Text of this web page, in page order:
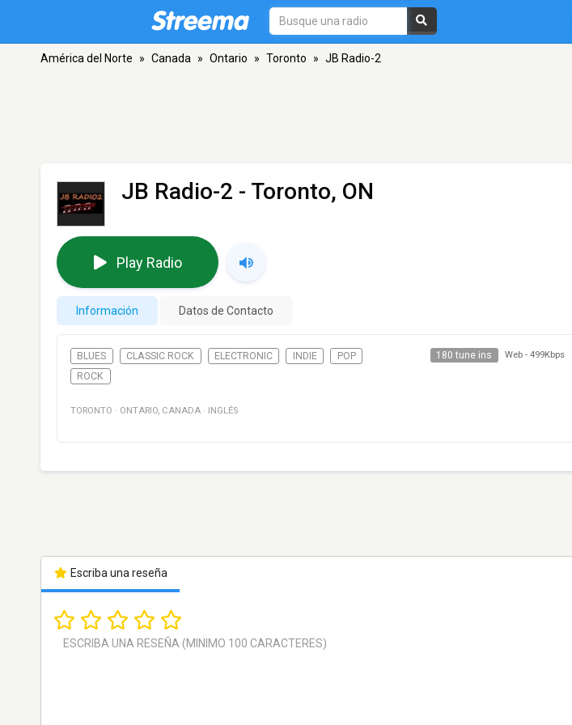
América del Norte » Canada » Ontario » Toronto » JB Radio-2
JB Radio-2 - Toronto, ON
Play Radio
Información Datos de Contacto
BLUES CLASSIC ROCK ELECTRONIC INDIE
POP
ROCK
180 tune ins Web - 499Kbps
TORONTO · ONTARIO, CANADA · INGLÉS
Escriba una reseña